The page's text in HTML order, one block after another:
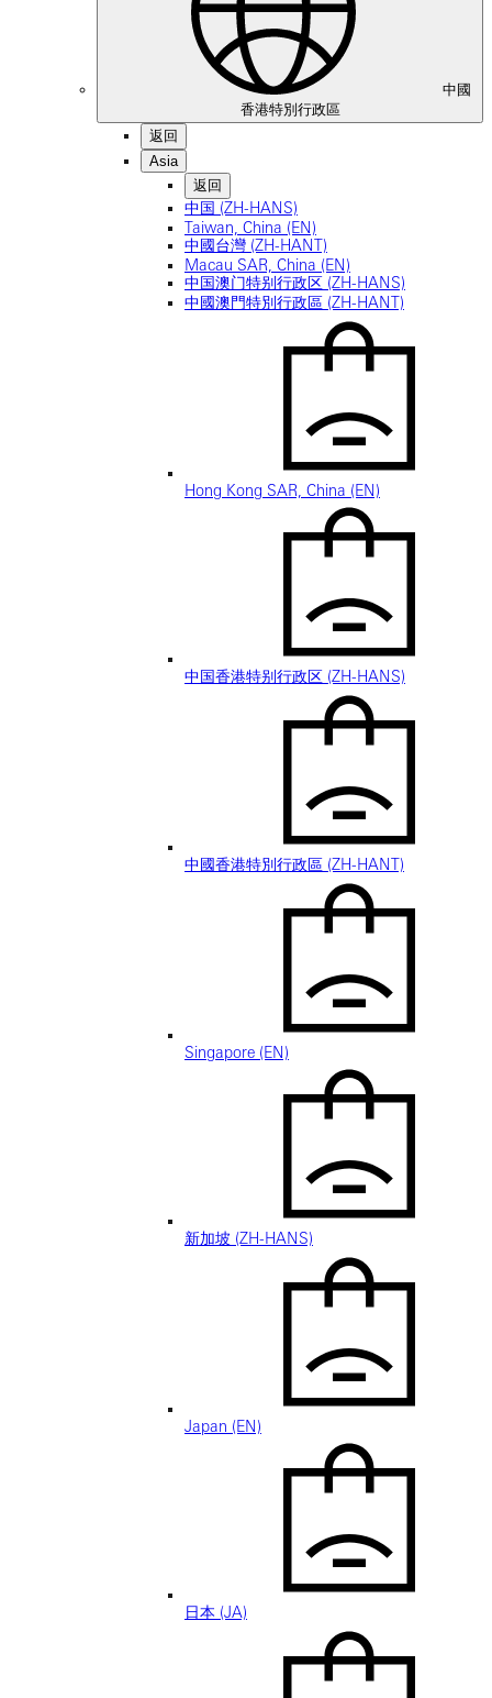
中國
香港特別行政區
返回
Asia
返回
中国 (ZH-HANS)
Taiwan, China (EN)
中國台灣 (ZH-HANT)
Macau SAR, China (EN)
中国澳门特别行政区 (ZH-HANS)
中國澳門特別行政區 (ZH-HANT)
Hong Kong SAR, China (EN)
中国香港特别行政区 (ZH-HANS)
中國香港特別行政區 (ZH-HANT)
Singapore (EN)
新加坡 (ZH-HANS)
Japan (EN)
日本 (JA)